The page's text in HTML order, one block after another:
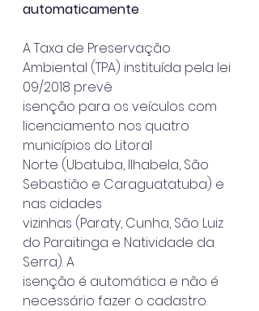
automaticamente
A Taxa de Preservação
Ambiental (TPA) instituída pela lei
09/2018 prevê
isenção para os veículos com
licenciamento nos quatro
municípios do Litoral
Norte (Ubatuba, Ilhabela, São
Sebastião e Caraguatatuba) e
nas cidades
vizinhas (Paraty, Cunha, São Luiz
do Paraitinga e Natividade da
Serra). A
isenção é automática e não é
necessário fazer o cadastro.